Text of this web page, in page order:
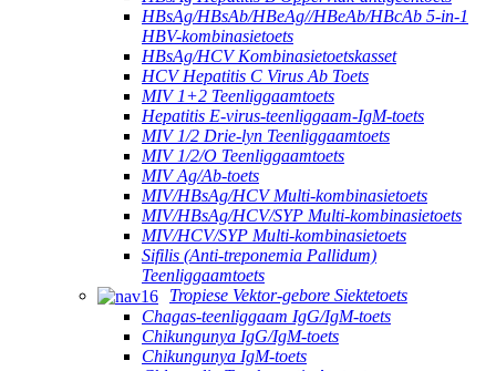
HBsAg/HBsAb/HBeAg//HBeAb/HBcAb 5-in-1
HBV-kombinasietoets
HBsAg/HCV Kombinasietoetskasset
HCV Hepatitis C Virus Ab Toets
MIV 1+2 Teenliggaamtoets
Hepatitis E-virus-teenliggaam-IgM-toets
MIV 1/2 Drie-lyn Teenliggaamtoets
MIV 1/2/O Teenliggaamtoets
MIV Ag/Ab-toets
MIV/HBsAg/HCV Multi-kombinasietoets
MIV/HBsAg/HCV/SYP Multi-kombinasietoets
MIV/HCV/SYP Multi-kombinasietoets
Sifilis (Anti-treponemia Pallidum)
Teenliggaamtoets
Tropiese Vektor-gebore Siektetoets
Chagas-teenliggaam IgG/IgM-toets
Chikungunya IgG/IgM-toets
Chikungunya IgM-toets